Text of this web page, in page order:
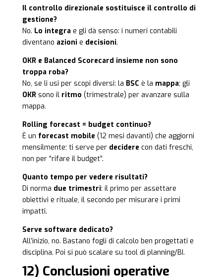
Il controllo direzionale sostituisce il controllo di
gestione?
No. Lo integra e gli dà senso: i numeri contabili
diventano azioni e decisioni.
OKR e Balanced Scorecard insieme non sono
troppa roba?
No, se li usi per scopi diversi: la BSC è la mappa; gli
OKRsono il ritmo (trimestrale) per avanzare sulla
mappa.
Rolling forecast = budget continuo?
È un forecast mobile (12 mesi davanti) che aggiorni
mensilmente; ti serve per decidere con dati freschi,
non per “rifare il budget”.
Quanto tempo per vedere risultati?
Di norma due trimestri: il primo per assettare
obiettivi e rituale, il secondo per misurare i primi
impatti.
Serve software dedicato?
All’inizio, no. Bastano fogli di calcolo ben progettati e
disciplina. Poi si può scalare su tool di planning/BI.
12) Conclusioni operative